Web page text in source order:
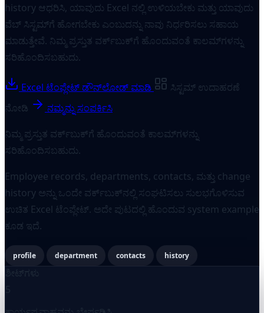
history ಆಧರಿಸಿ, ಯಾವುದು Excel ನಲ್ಲಿ ಉಳಿಯಬೇಕು ಮತ್ತು ಯಾವುದು
ವೆಬ್ ಸಿಸ್ಟಮ್‌ಗೆ ಹೋಗಬೇಕು ಎಂಬುದನ್ನು ನಾವು ನಿರ್ಧರಿಸಲು ಸಹಾಯ
ಮಾಡುತ್ತೇವೆ. ನಿಮ್ಮ ಪ್ರಸ್ತುತ ವರ್ಕ್‌ಬುಕ್‌ಗೆ ಹೊಂದುವಂತೆ ಕಾಲಮ್‌ಗಳನ್ನು
ಸರಿಹೊಂದಿಸಬಹುದು.
Excel ಟೆಂಪ್ಲೇಟ್ ಡೌನ್‌ಲೋಡ್ ಮಾಡಿ
ಸಿಸ್ಟಮ್ ಉದಾಹರಣೆ
ನೋಡಿ
ನಮ್ಮನ್ನು ಸಂಪರ್ಕಿಸಿ
ನಿಮ್ಮ ಪ್ರಸ್ತುತ ವರ್ಕ್‌ಬುಕ್‌ಗೆ ಹೊಂದುವಂತೆ ಕಾಲಮ್‌ಗಳನ್ನು
ಸರಿಹೊಂದಿಸಬಹುದು.
Employee records, departments, contacts, ಮತ್ತು change
history ಅನ್ನು ಒಂದೇ ವರ್ಕ್‌ಬುಕ್‌ನಲ್ಲಿ ಸಂಘಟಿಸಲು ಸುಲಭಗೊಳಿಸುವ
ಉಚಿತ Excel ಟೆಂಪ್ಲೇಟ್. ಅದೇ ಪುಟದಲ್ಲಿ ಹೊಂದುವ system example
ಕೂಡ ಇದೆ.
profile department contacts history
ಶೀಟ್‌ಗಳು
5